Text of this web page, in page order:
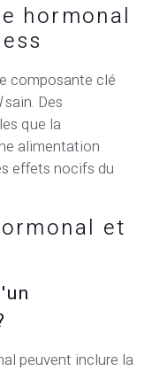
hormonal
composante clé
sain. Des
que la
alimentation
effets nocifs du
et
peuvent inclure la